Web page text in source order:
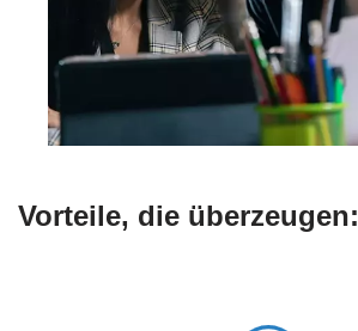
Vorteile, die überzeugen: